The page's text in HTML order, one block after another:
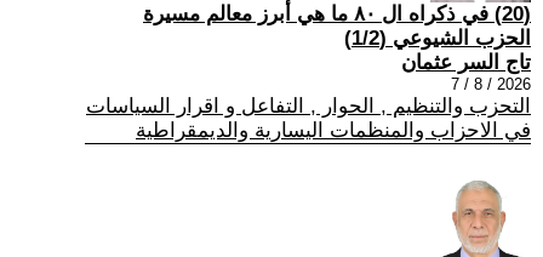
(20) في ذكراه ال ٨٠ ما هي أبرز معالم مسيرة
الحزب الشيوعي (1/2)
تاج السر عثمان
2026 / 8 / 7
التحزب والتنظيم , الحوار , التفاعل و اقرار السياسات
في الاحزاب والمنظمات اليسارية والديمقراطية